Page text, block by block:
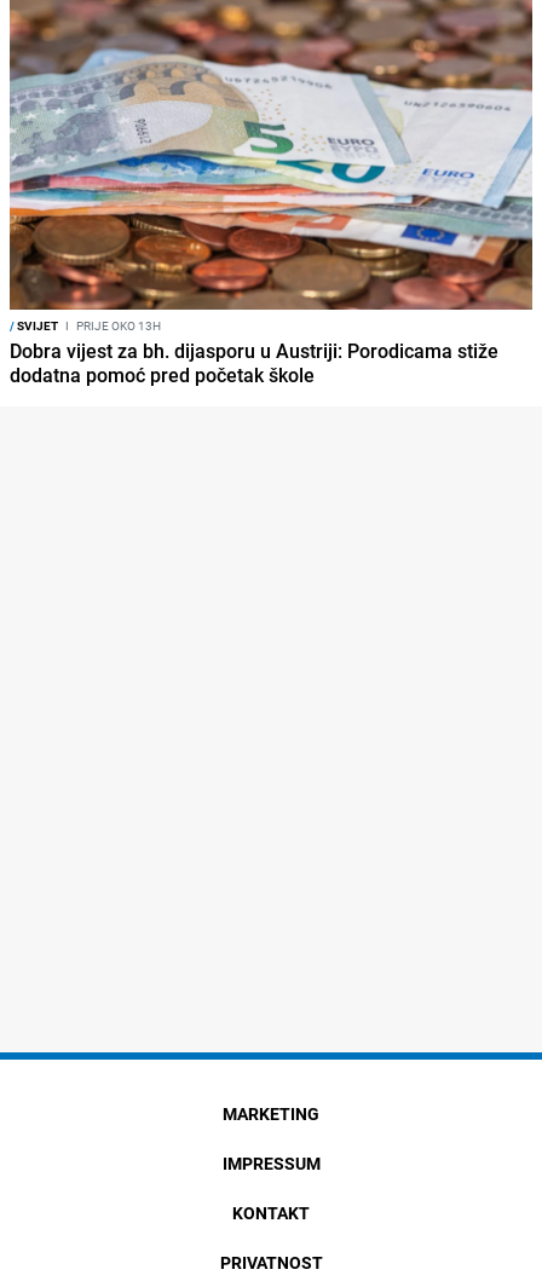
/SVIJET I PRIJE OKO 13H
Dobra vijest za bh. dijasporu u Austriji: Porodicama stiže
dodatna pomoć pred početak škole
MARKETING
IMPRESSUM
KONTAKT
PRIVATNOST